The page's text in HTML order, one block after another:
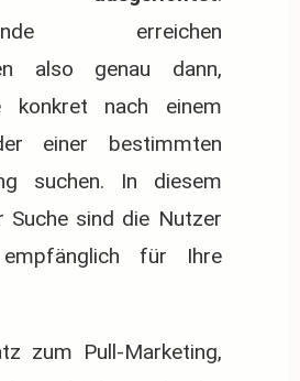
erreichen
also genau dann,
konkret nach einem
einer bestimmten
suchen. In diesem
Suche sind die Nutzer
empfänglich für Ihre
zum Pull-Marketing,